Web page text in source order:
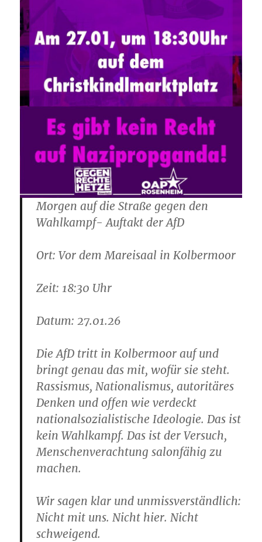
Morgen auf die Straße gegen den
Wahlkampf- Auftakt der AfD
Ort: Vor dem Mareisaal in Kolbermoor
Zeit: 18:30 Uhr
Datum: 27.01.26
Die AfD tritt in Kolbermoor auf und
bringt genau das mit, wofür sie steht.
Rassismus, Nationalismus, autoritäres
Denken und offen wie verdeckt
nationalsozialistische Ideologie. Das ist
kein Wahlkampf. Das ist der Versuch,
Menschenverachtung salonfähig zu
machen.
Wir sagen klar und unmissverständlich:
Nicht mit uns. Nicht hier. Nicht
schweigend.